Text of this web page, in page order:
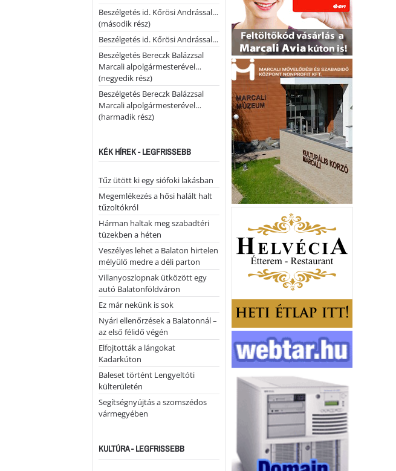
Beszélgetés id. Kőrösi Andrással…
(második rész)
Beszélgetés id. Kőrösi Andrással…
Beszélgetés Bereczk Balázzsal
Marcali alpolgármesterével…
(negyedik rész)
Beszélgetés Bereczk Balázzsal
Marcali alpolgármesterével…
(harmadik rész)
KÉK HÍREK - LEGFRISSEBB
Tűz ütött ki egy siófoki lakásban
Megemlékezés a hősi halált halt
tűzoltókról
Hárman haltak meg szabadtéri
tüzekben a héten
Veszélyes lehet a Balaton hirtelen
mélyülő medre a déli parton
Villanyoszlopnak ütközött egy
autó Balatonföldváron
Ez már nekünk is sok
Nyári ellenőrzések a Balatonnál –
az első félidő végén
Elfojtották a lángokat
Kadarkúton
Baleset történt Lengyeltóti
külterületén
Segítségnyújtás a szomszédos
vármegyében
KULTÚRA - LEGFRISSEBB